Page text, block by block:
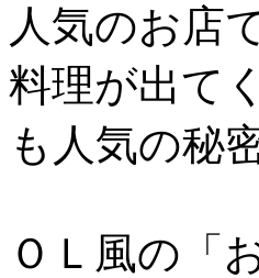
人気のお店
料理が出て
も人気の秘
ＯＬ風の「